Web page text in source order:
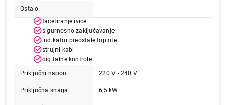
Ostalo
facetiranje ivice
sigurnosno zaključavanje
indikator preostale toplote
strujni kabl
digitalne kontrole
Priključni napon
220 V - 240 V
Priključna snaga 6,5 kW